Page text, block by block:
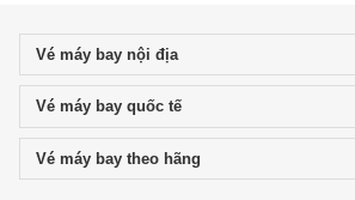
Vé máy bay nội địaclick to expand contents
Vé máy bay quốc tếclick to expand contents
Vé máy bay theo hãng